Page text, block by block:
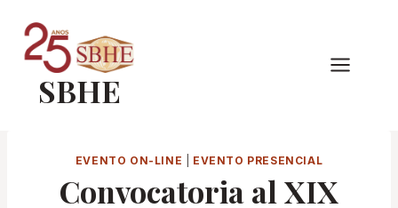
para
ConteúdoSBHE
EVENTO ON-LINE EVENTO PRESENCIAL
Convocatoria al XIX